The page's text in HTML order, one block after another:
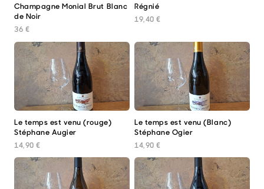
Champagne Monial Brut Blanc
de Noir
36 €
Régnié
19,40€
Le temps est venu (rouge)
Stéphane Augier
14,90€
Le temps est venu (Blanc)
Stéphane Ogier
14,90€